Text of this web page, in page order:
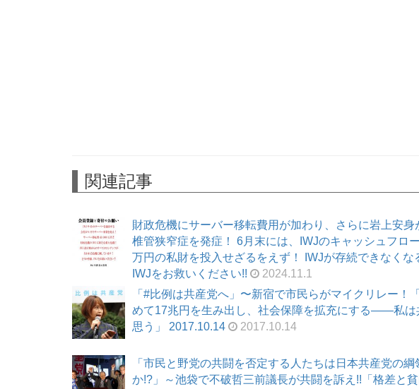
関連記事
財政危機にサーバー移転費用が加わり、さらに岩上安
椎管狭窄症を発症！ 6月末には、IWJのキャッシュフロ
万円の私財を投入せざるをえず！ IWJが存続できなくな
IWJをお救いください!!
2024.11.1
「#比例は共産党へ」〜新宿で市民らがマイクリレー！
めて17兆円を生み出し、社会保障を拡充にする――私は
思う」 2017.10.14
2017.10.14
「市民と野党の共闘を否定する人たちは日本共産党の
か!?」～池袋で不破哲三前議長が共闘を訴え!!「格差と